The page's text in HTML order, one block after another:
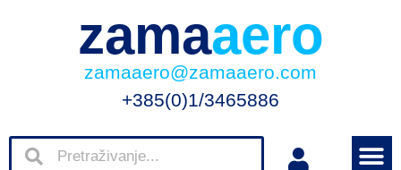
zamaaero
zamaaero@zamaaero.com
+385(0)1/3465886